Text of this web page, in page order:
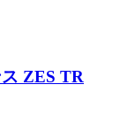
ZES TR